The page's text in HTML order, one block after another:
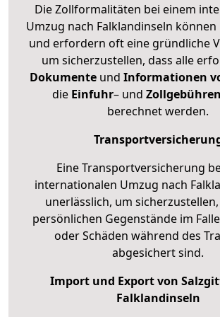
Die Zollformalitäten bei einem
Umzug nach Falklandinseln
und erfordern oft eine gründliche
um sicherzustellen, dass alle
Dokumenteund Informationen
die Einfuhr– und Zollgebühren
berechnet werden.
Eine Transportversicherung
internationalen Umzug nach
unerlässlich, um
persönlichen Gegenstände im
oder Schäden während des
abgesichert sind.
Import und Export von
Falklandinseln